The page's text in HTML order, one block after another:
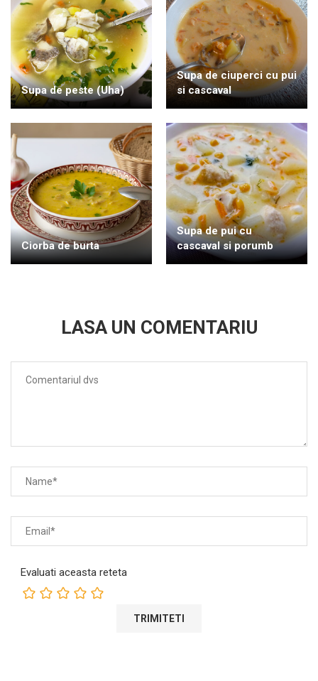
Supa de peste (Uha)
Supa de ciuperci cu pui
si cascaval
Ciorba de burta
Supa de pui cu
cascaval si porumb
LASA UN COMENTARIU
Evaluati aceasta reteta